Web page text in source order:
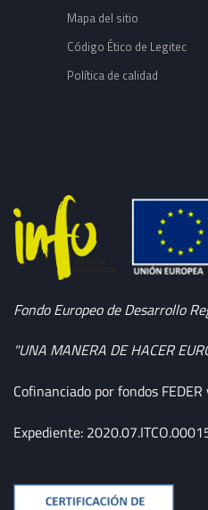
Mapa del sitio
Código Ético de Legitec
Política de calidad
Fondo Europeo de Desarrollo
"UNA MANERA DE HACER
Cofinanciado por fondos
Expediente: